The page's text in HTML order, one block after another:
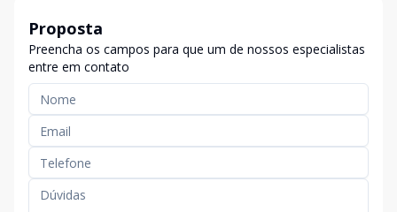
Proposta
Preencha os campos para que um de nossos especialistas
entre em contato